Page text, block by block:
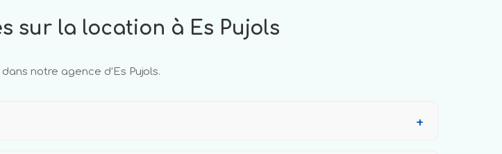
sur la location à Es Pujols
notre agence d’Es Pujols.